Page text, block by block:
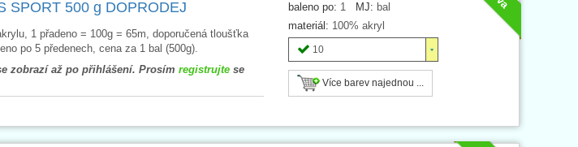
baleno po: 1 MJ: bal
materiál: 100% akryl
10
Více barev najednou ...
SPORT 500 g DOPRODEJ
1 přadeno = 100g = 65m, doporučená tloušťka
po 5 předenech, cena za 1 bal (500g).
zobrazí až po přihlášení. Prosím registrujtese